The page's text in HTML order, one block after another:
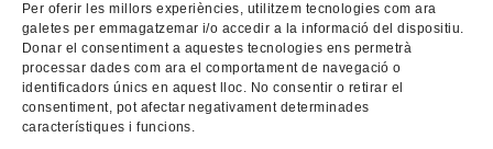
Per oferir les millors experiències, utilitzem tecnologies com ara
galetes per emmagatzemar i/o accedir a la informació del dispositiu.
Donar el consentiment a aquestes tecnologies ens permetrà
processar dades com ara el comportament de navegació o
identificadors únics en aquest lloc. No consentir o retirar el
consentiment, pot afectar negativament determinades
característiques i funcions.